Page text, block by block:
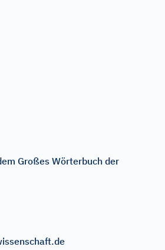
Großes Wörterbuch der